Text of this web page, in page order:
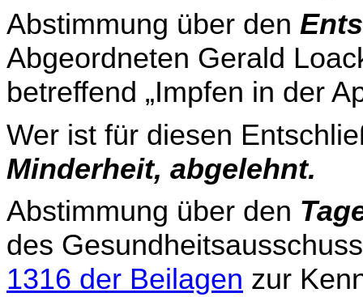
Abstimmung über den
Abgeordneten Gerald
betreffend „Impfen in der
Wer ist für diesen
Minderheit, abgelehnt.
Abstimmung über den
des
1316 der Beilagen zur